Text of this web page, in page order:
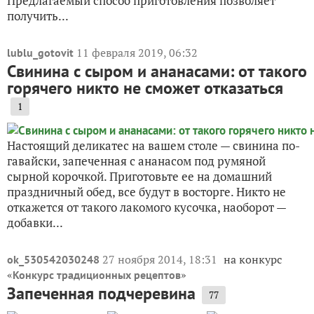
получить...
lublu_gotovit 11 февраля 2019, 06:32
Свинина с сыром и ананасами: от такого
горячего никто не сможет отказаться
1
Настоящий деликатес на вашем столе — свинина по-
гавайски, запеченная с ананасом под румяной
сырной корочкой. Приготовьте ее на домашний
праздничный обед, все будут в восторге. Никто не
откажется от такого лакомого кусочка, наоборот —
добавки...
ok_530542030248 27 ноября 2014, 18:31 на конкурс
«Конкурс традиционных рецептов»
Запеченная подчеревина 77